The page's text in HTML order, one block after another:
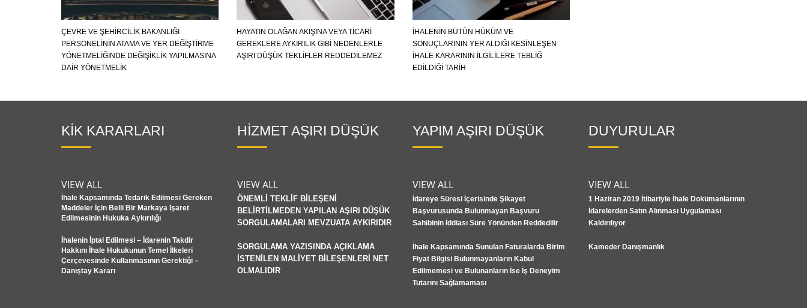
ÇEVRE VE ŞEHİRCİLİK BAKANLIĞI
PERSONELİNİN ATAMA VE YER DEĞİŞTİRME
YÖNETMELİĞİNDE DEĞİŞİKLİK YAPILMASINA
DAİR YÖNETMELİK
HAYATIN OLAĞAN AKIŞINA VEYA TICARI
GEREKLERE AYKIRILIK GIBI NEDENLERLE
AŞIRI DÜŞÜK TEKLIFLER REDDEDILEMEZ
İHALENIN BÜTÜN HÜKÜM VE
SONUÇLARININ YER ALDIĞI KESINLEŞEN
İHALE KARARININ İLGILILERE TEBLIĞ
EDILDIĞI TARIH
KİK KARARLARI
VIEW ALL
İhale Kapsamında Tedarik Edilmesi Gereken
Maddeler İçin Belli Bir Markaya İşaret
Edilmesinin Hukuka Aykırılığı
İhalenin İptal Edilmesi – İdarenin Takdir
Hakkını İhale Hukukunun Temel İlkeleri
Çerçevesinde Kullanmasının Gerektiği –
Danıştay Kararı
HİZMET AŞIRI DÜŞÜK
VIEW ALL
ÖNEMLİ TEKLİF BİLEŞENİ
BELİRTİLMEDEN YAPILAN AŞIRI DÜŞÜK
SORGULAMALARI MEVZUATA AYKIRIDIR
SORGULAMA YAZISINDA AÇIKLAMA
İSTENİLEN MALİYET BİLEŞENLERİ NET
OLMALIDIR
YAPIM AŞIRI DÜŞÜK
VIEW ALL
İdareye Süresi İçerisinde Şikayet
Başvurusunda Bulunmayan Başvuru
Sahibinin İddiası Süre Yönünden Reddedilir
İhale Kapsamında Sunulan Faturalarda Birim
Fiyat Bilgisi Bulunmayanların Kabul
Edilmemesi ve Bulunanların İse İş Deneyim
Tutarını Sağlamaması
DUYURULAR
VIEW ALL
1 Haziran 2019 İtibariyle İhale Dokümanlarının
İdarelerden Satın Alınması Uygulaması
Kaldırılıyor
Kameder Danışmanlık